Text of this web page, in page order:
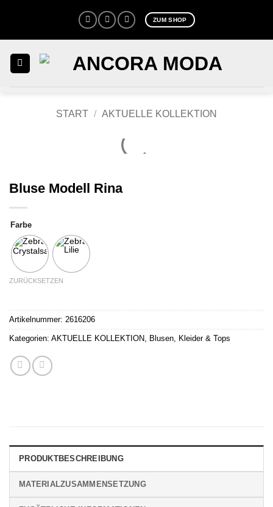
springen
ZUM SHOP
START / AKTUELLE KOLLEKTION
Bluse Modell Rina
Farbe
ZURÜCKSETZEN
Artikelnummer: 2616206
Kategorien: AKTUELLE KOLLEKTION Blusen, Kleider & Tops
PRODUKTBESCHREIBUNG
MATERIALZUSAMMENSETZUNG